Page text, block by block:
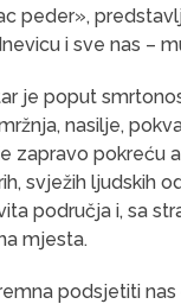
peder»,
i sve nas –
je poput
nasilje,
zapravo pokreću
svježih ljudskih
područja i, sa
mjesta.
podsjetiti